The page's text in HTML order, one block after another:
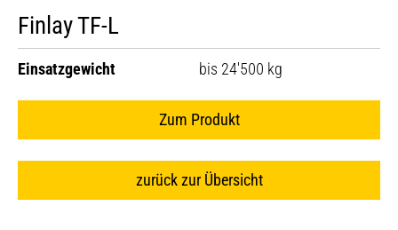
Finlay TF-L
Einsatzgewicht bis 24'500 kg
Zum Produkt
zurück zur Übersicht